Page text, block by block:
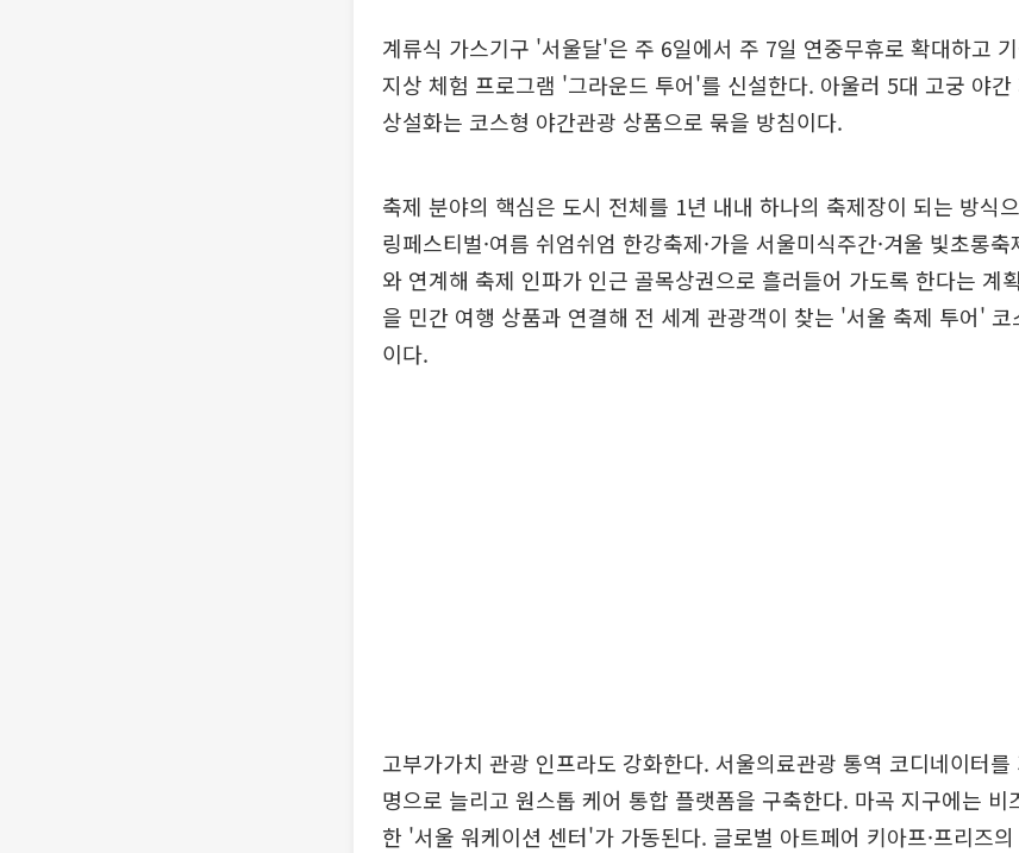
계류식 가스기구 '서울달'은 주 6일에서 주 7일 연중무휴로 확대하고
지상 체험 프로그램 '그라운드 투어'를 신설한다. 아울러 5대 고궁 야
상설화는 코스형 야간관광 상품으로 묶을 방침이다.
축제 분야의 핵심은 도시 전체를 1년 내내 하나의 축제장이 되는 방식
링페스티벌·여름 쉬엄쉬엄 한강축제·가을 서울미식주간·겨울 빛초롱
와 연계해 축제 인파가 인근 골목상권으로 흘러들어 가도록 한다는 계
을 민간 여행 상품과 연결해 전 세계 관광객이 찾는 '서울 축제 투어'
이다.
고부가가치 관광 인프라도 강화한다. 서울의료관광 통역 코디네이터
명으로 늘리고 원스톱 케어 통합 플랫폼을 구축한다. 마곡 지구에는 비
한 '서울 워케이션 센터'가 가동된다. 글로벌 아트페어 키아프·프리즈